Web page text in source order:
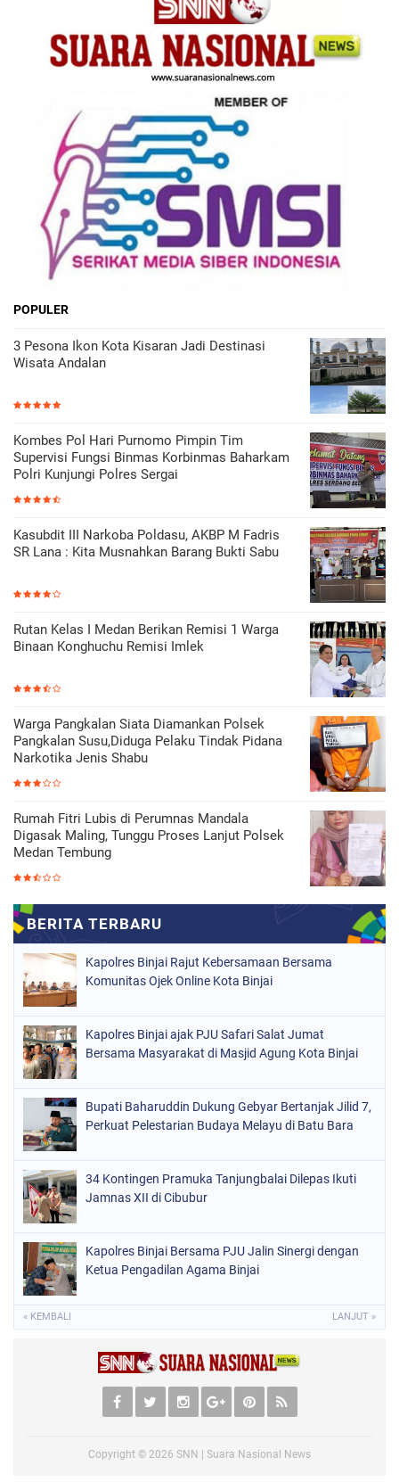
POPULER
3 Pesona Ikon Kota Kisaran Jadi Destinasi
Wisata Andalan
Kombes Pol Hari Purnomo Pimpin Tim
Supervisi Fungsi Binmas Korbinmas Baharkam
Polri Kunjungi Polres Sergai
Kasubdit III Narkoba Poldasu, AKBP M Fadris
SR Lana : Kita Musnahkan Barang Bukti Sabu
Rutan Kelas I Medan Berikan Remisi 1 Warga
Binaan Konghuchu Remisi Imlek
Warga Pangkalan Siata Diamankan Polsek
Pangkalan Susu,Diduga Pelaku Tindak Pidana
Narkotika Jenis Shabu
Rumah Fitri Lubis di Perumnas Mandala
Digasak Maling, Tunggu Proses Lanjut Polsek
Medan Tembung
Kapolres Binjai Rajut Kebersamaan Bersama
Komunitas Ojek Online Kota Binjai
Kapolres Binjai ajak PJU Safari Salat Jumat
Bersama Masyarakat di Masjid Agung Kota Binjai
Bupati Baharuddin Dukung Gebyar Bertanjak Jilid 7,
Perkuat Pelestarian Budaya Melayu di Batu Bara
34 Kontingen Pramuka Tanjungbalai Dilepas Ikuti
Jamnas XII di Cibubur
Kapolres Binjai Bersama PJU Jalin Sinergi dengan
Ketua Pengadilan Agama Binjai
« KEMBALI LANJUT »
Copyright © 2026 SNN | Suara Nasional News